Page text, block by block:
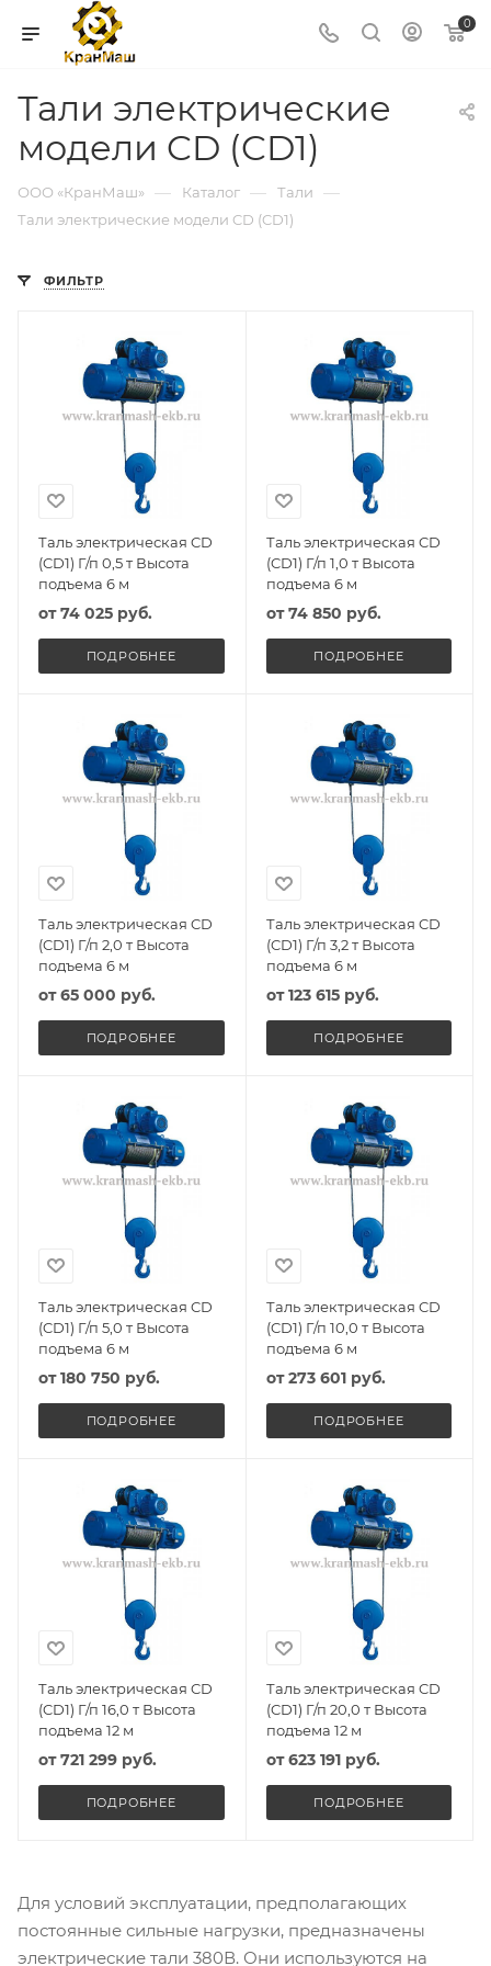
0
Тали электрические
модели CD (CD1)
ООО «КранМаш» — Каталог — Тали —
Тали электрические модели CD (CD1)
ФИЛЬТР
Таль электрическая CD
(CD1) Г/п 0,5 т Высота
подъема 6 м
от74 025 руб.
ПОДРОБНЕЕ
Таль электрическая CD
(CD1) Г/п 1,0 т Высота
подъема 6 м
от74 850 руб.
ПОДРОБНЕЕ
Таль электрическая CD
(CD1) Г/п 2,0 т Высота
подъема 6 м
от65 000 руб.
ПОДРОБНЕЕ
Таль электрическая CD
(CD1) Г/п 3,2 т Высота
подъема 6 м
от123 615 руб.
ПОДРОБНЕЕ
Таль электрическая CD
(CD1) Г/п 5,0 т Высота
подъема 6 м
от180 750 руб.
ПОДРОБНЕЕ
Таль электрическая CD
(CD1) Г/п 10,0 т Высота
подъема 6 м
от273 601 руб.
ПОДРОБНЕЕ
Таль электрическая CD
(CD1) Г/п 16,0 т Высота
подъема 12 м
от721 299 руб.
ПОДРОБНЕЕ
Таль электрическая CD
(CD1) Г/п 20,0 т Высота
подъема 12 м
от623 191 руб.
ПОДРОБНЕЕ
Для условий эксплуатации, предполагающих
постоянные сильные нагрузки, предназначены
электрические тали 380В. Они используются на